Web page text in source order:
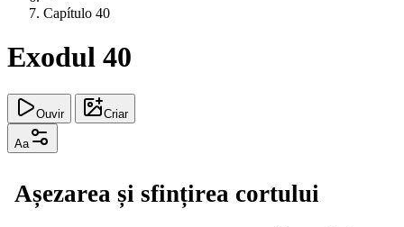
Capítulo 40
Exodul 40
Ouvir Criar
Aa
Așezarea și sfințirea cortului